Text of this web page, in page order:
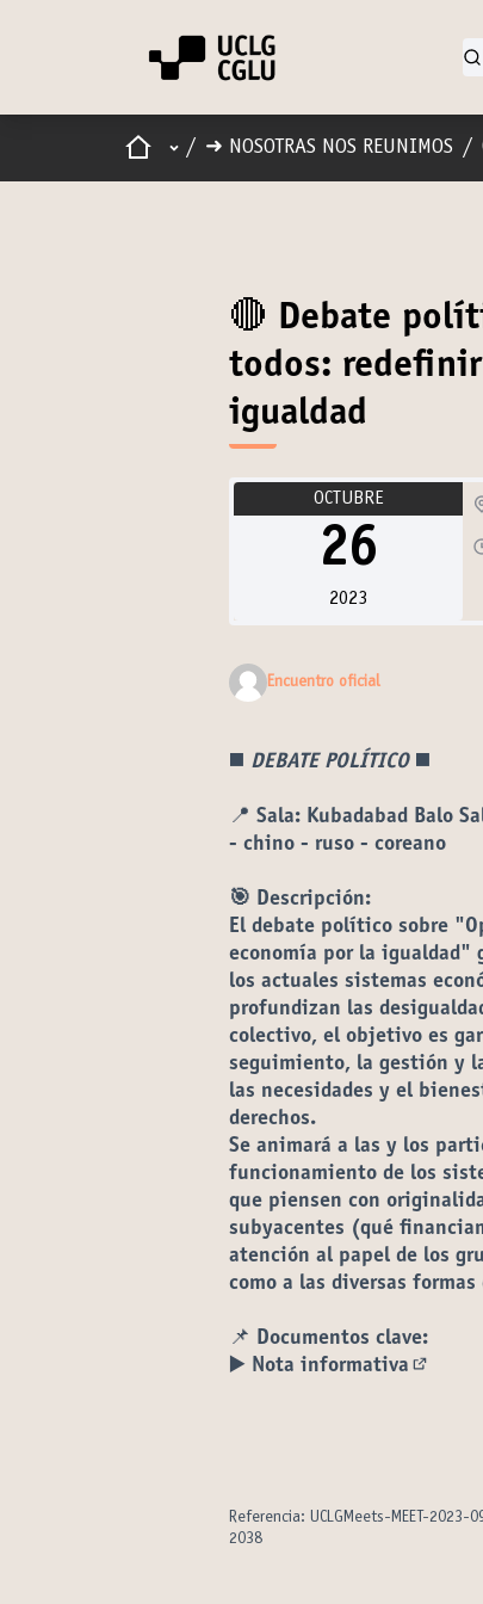
InicioMenú principal
/ ➜ NOSOTRAS NOS REUNIMOS /
🔴 Debate
todos:
igualdad
OCTUBRE
26
2023
Encuentro oficial
◼️ DEBATE POLÍTICO◼️
📍 Sala: Kubadabad Balo
- chino - ruso - coreano
🎯 Descripción:
El debate político sobre
economía por la igualdad"
los actuales sistemas
profundizan las
colectivo, el objetivo es
seguimiento, la gestión y
las necesidades y el
derechos.
Se animará a las y los
funcionamiento de los
que piensen con
subyacentes (qué
atención al papel de los
como a las diversas
📌 Documentos clave:
▶️ Nota informativa
Referencia: UCLGMeets-MEET-2023-
2038